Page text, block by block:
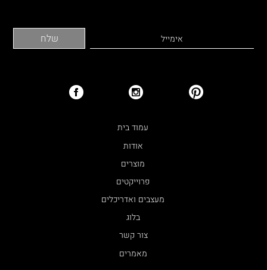
עמוד בית
אודות
מוצרים
פרוייקטים
מעצבים ואדריכלים
בלוג
צור קשר
מאמרים